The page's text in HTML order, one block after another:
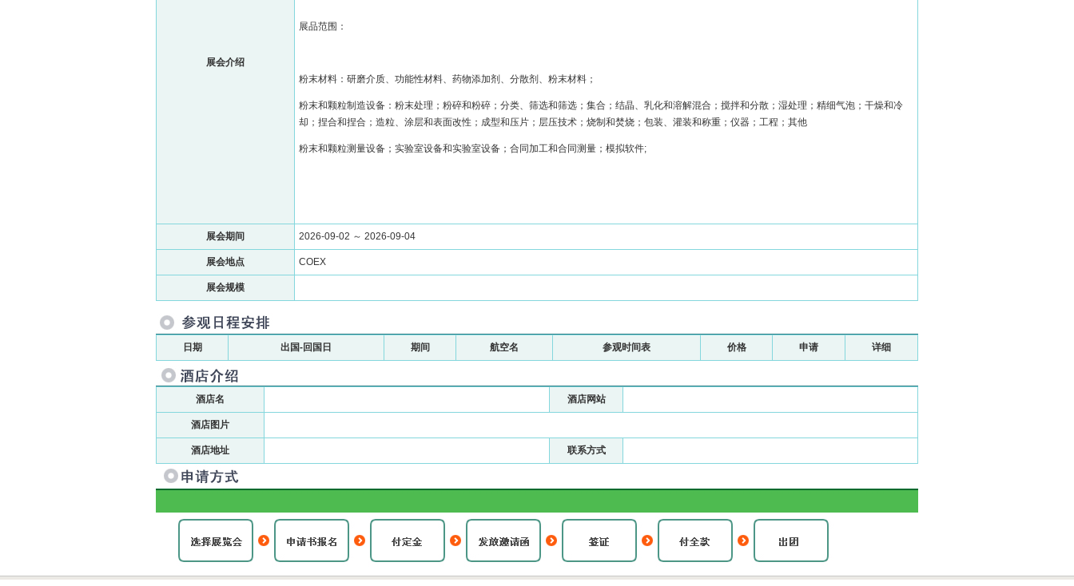
展会介绍
展品范围：
粉末材料：研磨介质、功能性材料、药物添加剂、分散剂、粉末材料；
粉末和颗粒制造设备：粉末处理；粉碎和粉碎；分类、筛选和筛选；集合；结晶、乳化和溶解混合；搅拌和分散；湿处理；精细气泡；干燥和冷
却；捏合和捏合；造粒、涂层和表面改性；成型和压片；层压技术；烧制和焚烧；包装、灌装和称重；仪器；工程；其他
粉末和颗粒测量设备；实验室设备和实验室设备；合同加工和合同测量；模拟软件;
展会期间 2026-09-02 ～ 2026-09-04
展会地点 COEX
展会规模
日期 出国-回国日 期间 航空名 参观时间表 价格 申请 详细
酒店名 酒店网站
酒店图片
酒店地址 联系方式